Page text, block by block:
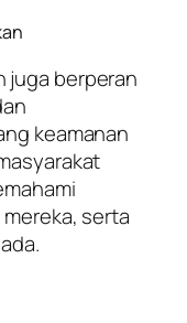
juga berperan
keamanan
serta